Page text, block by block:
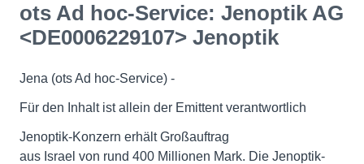
ots Ad hoc-Service: Jenoptik AG
<DE0006229107> Jenoptik
Jena (ots Ad hoc-Service) -
Für den Inhalt ist allein der Emittent verantwortlich
Jenoptik-Konzern erhält Großauftrag
aus Israel von rund 400 Millionen Mark. Die Jenoptik-